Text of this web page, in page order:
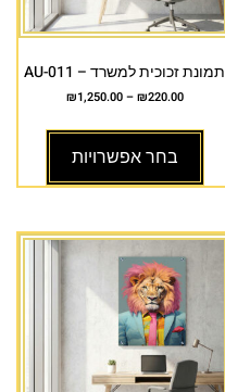
תמונת זכוכית למשרד – AU-011
₪220.00
–
₪1,250.00
בחר אפשרויות